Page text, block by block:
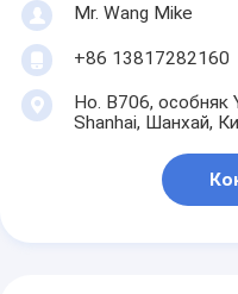
Mr. Wang Mike
+86 13817282160
Но. B706, особняк
Shanhai, Шанхай,